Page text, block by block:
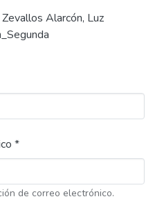
Alarcón, Luz
*
de correo electrónico.